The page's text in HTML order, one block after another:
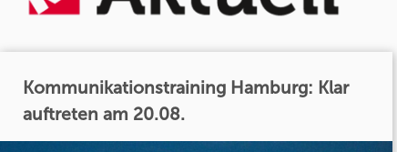
Kommunikationstraining Hamburg: Klar
auftreten am 20.08.